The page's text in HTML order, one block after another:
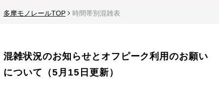
多摩モノレールTOP 時間帯別混雑表
混雑状況のお知らせとオフピーク利用のお願い
について（5月15日更新）